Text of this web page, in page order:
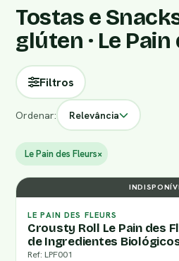
Tostas e
glúten · Le
Filtros
Ordenar: Relevância
Le Pain des Fleurs×
LE PAIN DES FLEURS
Crousty Roll Le Pain des
de Ingredientes
Ref: LPF001